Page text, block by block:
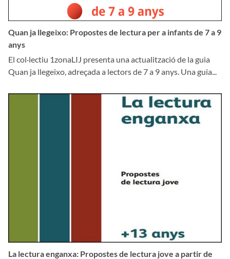
Quan ja llegeixo: Propostes de lectura per a infants de 7 a 9
anys
El col·lectiu 1zonaLIJ presenta una actualització de la guia
Quan ja llegeixo, adreçada a lectors de 7 a 9 anys. Una guia...
La lectura enganxa: Propostes de lectura jove a partir de